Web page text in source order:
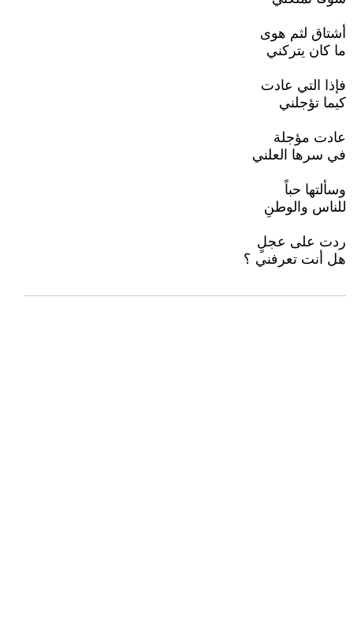
أشتاق لثم هوى
ما كان يتركني
فإذا التي عادت
كيما تؤجلني
عادت مؤجلة
في سرها العلني
وسألتها حباً
للناس والوطنِ
ردت على عجلٍ
هل أنت تعرفني ؟